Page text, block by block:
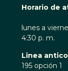
Horario de
lunes a
4:30 p. m.
Linea
195 opción 1